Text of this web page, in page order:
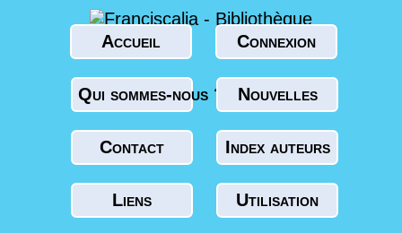
Accueil Connexion
Qui sommes-nous ? Nouvelles
Contact Index auteurs
Liens Utilisation